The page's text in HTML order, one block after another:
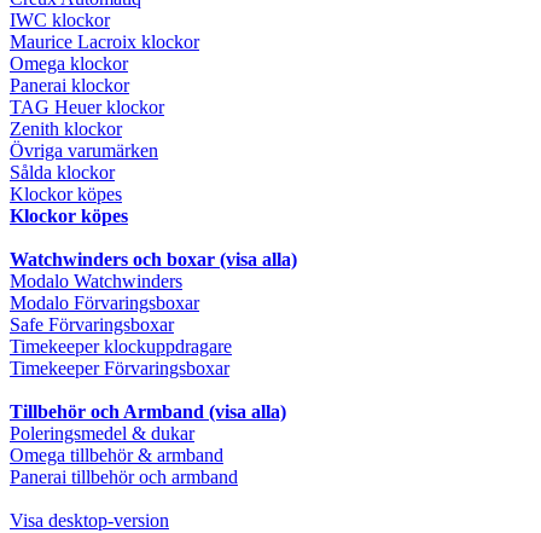
IWC klockor
Maurice Lacroix klockor
Omega klockor
Panerai klockor
TAG Heuer klockor
Zenith klockor
Övriga varumärken
Sålda klockor
Klockor köpes
Klockor köpes
Watchwinders och boxar (visa alla)
Modalo Watchwinders
Modalo Förvaringsboxar
Safe Förvaringsboxar
Timekeeper klockuppdragare
Timekeeper Förvaringsboxar
Tillbehör och Armband (visa alla)
Poleringsmedel & dukar
Omega tillbehör & armband
Panerai tillbehör och armband
Visa desktop-version